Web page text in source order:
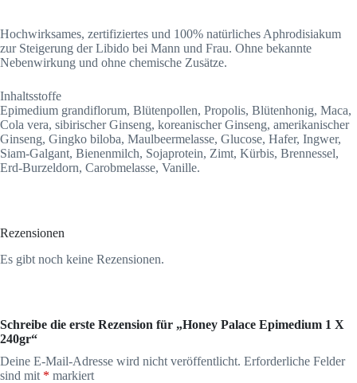
Hochwirksames, zertifiziertes und 100% natürliches Aphrodisiakum
zur Steigerung der Libido bei Mann und Frau. Ohne bekannte
Nebenwirkung und ohne chemische Zusätze.
Inhaltsstoffe
Epimedium grandiflorum, Blütenpollen, Propolis, Blütenhonig, Maca,
Cola vera, sibirischer Ginseng, koreanischer Ginseng, amerikanischer
Ginseng, Gingko biloba, Maulbeermelasse, Glucose, Hafer, Ingwer,
Siam-Galgant, Bienenmilch, Sojaprotein, Zimt, Kürbis, Brennessel,
Erd-Burzeldorn, Carobmelasse, Vanille.
Rezensionen
Es gibt noch keine Rezensionen.
Schreibe die erste Rezension für „Honey Palace Epimedium 1 X
240gr“
Deine E-Mail-Adresse wird nicht veröffentlicht. Erforderliche Felder
sind mit * markiert